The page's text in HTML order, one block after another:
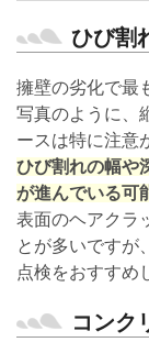
ひび割
擁壁の劣化で最
写真のように、
ースは特に注意
ひび割れの幅や
が進んでいる可
表面のヘアクラ
とが多いですが
点検をおすすめ
コンク